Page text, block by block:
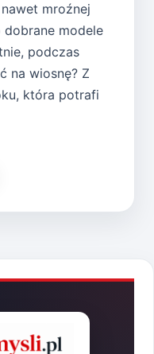
mroźnej
modele
podczas
na wiosnę? Z
która potrafi